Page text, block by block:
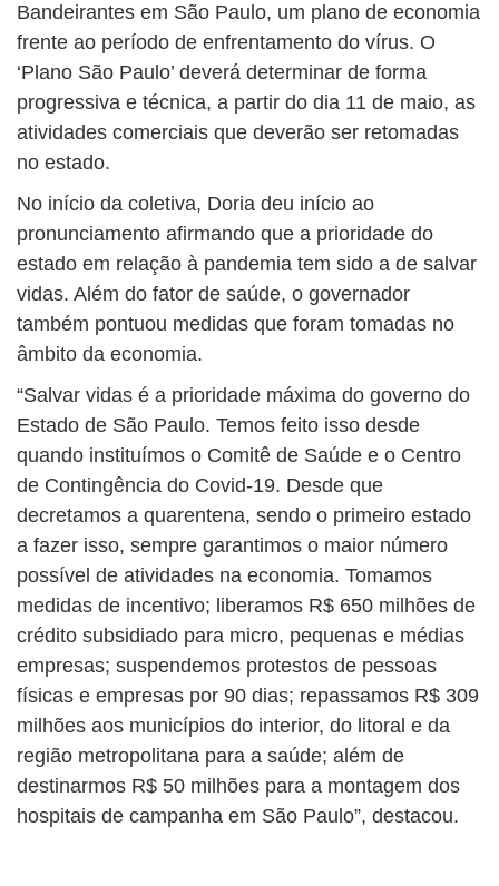
Bandeirantes em São Paulo, um plano de economia
frente ao período de enfrentamento do vírus. O
‘Plano São Paulo’ deverá determinar de forma
progressiva e técnica, a partir do dia 11 de maio, as
atividades comerciais que deverão ser retomadas
no estado.
No início da coletiva, Doria deu início ao
pronunciamento afirmando que a prioridade do
estado em relação à pandemia tem sido a de salvar
vidas. Além do fator de saúde, o governador
também pontuou medidas que foram tomadas no
âmbito da economia.
“Salvar vidas é a prioridade máxima do governo do
Estado de São Paulo. Temos feito isso desde
quando instituímos o Comitê de Saúde e o Centro
de Contingência do Covid-19. Desde que
decretamos a quarentena, sendo o primeiro estado
a fazer isso, sempre garantimos o maior número
possível de atividades na economia. Tomamos
medidas de incentivo; liberamos R$ 650 milhões de
crédito subsidiado para micro, pequenas e médias
empresas; suspendemos protestos de pessoas
físicas e empresas por 90 dias; repassamos R$ 309
milhões aos municípios do interior, do litoral e da
região metropolitana para a saúde; além de
destinarmos R$ 50 milhões para a montagem dos
hospitais de campanha em São Paulo”, destacou.